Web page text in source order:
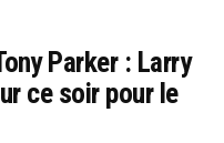
Parker : Larry
ce soir pour le